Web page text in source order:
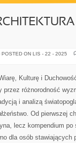
POSTED ON LIS - 22 - 2025
Kulturę i
przez różnorodność
i analizą
Od pierwszej
lecz kompendium
dla osób